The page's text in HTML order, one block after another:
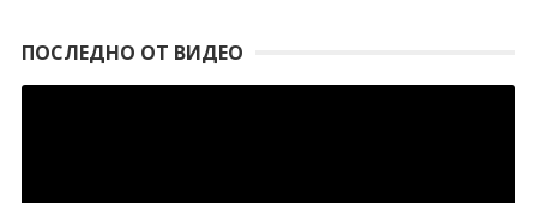
ПОСЛЕДНО ОТ ВИДЕО